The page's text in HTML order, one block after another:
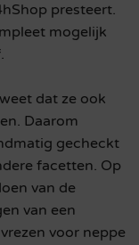
presteert.
mogelijk
dat ze ook
Daarom
gecheckt
facetten. Op
van de
van een
voor neppe